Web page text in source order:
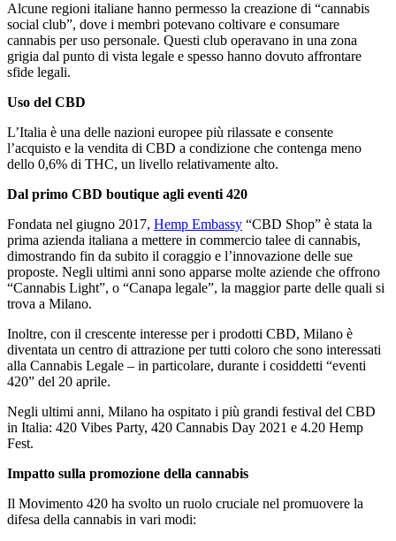
Alcune regioni italiane hanno permesso la creazione di “cannabis
social club”, dove i membri potevano coltivare e consumare
cannabis per uso personale. Questi club operavano in una zona
grigia dal punto di vista legale e spesso hanno dovuto affrontare
sfide legali.
Uso del CBD
L’Italia è una delle nazioni europee più rilassate e consente
l’acquisto e la vendita di CBD a condizione che contenga meno
dello 0,6% di THC, un livello relativamente alto.
Dal primo CBD boutique agli eventi 420
Fondata nel giugno 2017, Hemp Embassy “CBD Shop” è stata la
prima azienda italiana a mettere in commercio talee di cannabis,
dimostrando fin da subito il coraggio e l’innovazione delle sue
proposte. Negli ultimi anni sono apparse molte aziende che offrono
“Cannabis Light”, o “Canapa legale”, la maggior parte delle quali si
trova a Milano.
Inoltre, con il crescente interesse per i prodotti CBD, Milano è
diventata un centro di attrazione per tutti coloro che sono interessati
alla Cannabis Legale – in particolare, durante i cosiddetti “eventi
420” del 20 aprile.
Negli ultimi anni, Milano ha ospitato i più grandi festival del CBD
in Italia: 420 Vibes Party, 420 Cannabis Day 2021 e 4.20 Hemp
Fest.
Impatto sulla promozione della cannabis
Il Movimento 420 ha svolto un ruolo cruciale nel promuovere la
difesa della cannabis in vari modi: